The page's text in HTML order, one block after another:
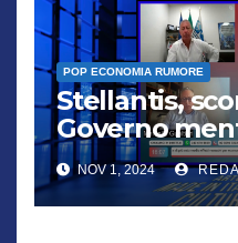
POP ECONOMIA RUMORE
Stellantis,
Governo
trema
NOV 1, 2024